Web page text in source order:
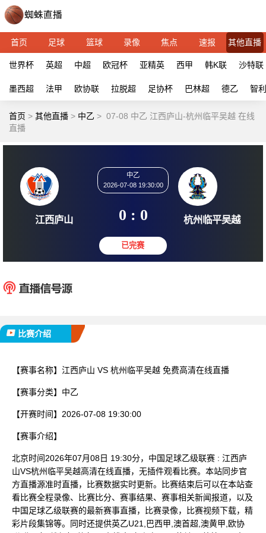
首页 足球 篮球 录像 焦点 速报 其他直播
世界杯 英超 中超 欧冠杯 亚精英 西甲 韩K联 沙特联
墨西超 法甲 欧协联 拉脱超 足协杯 巴林超 德乙 智
首页 > 其他直播 > 中乙 > 07-08 中乙 江西庐山-杭州临平吴越 在线
直播
2026-07-08 19:30:00
0 : 0
比赛介绍
【赛事名称】 江西庐山 VS 杭州临平吴越 免费高清在线直播
【赛事分类】 中乙
【开赛时间】 2026-07-08 19:30:00
【赛事介绍】
北京时间2026年07月08日 19:30分，中国足球乙级联赛 : 江西庐
山VS杭州临平吴越高清在线直播，无插件观看比赛。本站同步官
方直播源准时直播，比赛数据实时更新。比赛结束后可以在本站查
看比赛全程录像、比赛比分、赛事结果、赛事相关新闻报道，以及
中国足球乙级联赛的最新赛事直播，比赛录像，比赛视频下载，精
彩片段集锦等。同时还提供英乙U21,巴西甲,澳首超,澳黄甲,欧协